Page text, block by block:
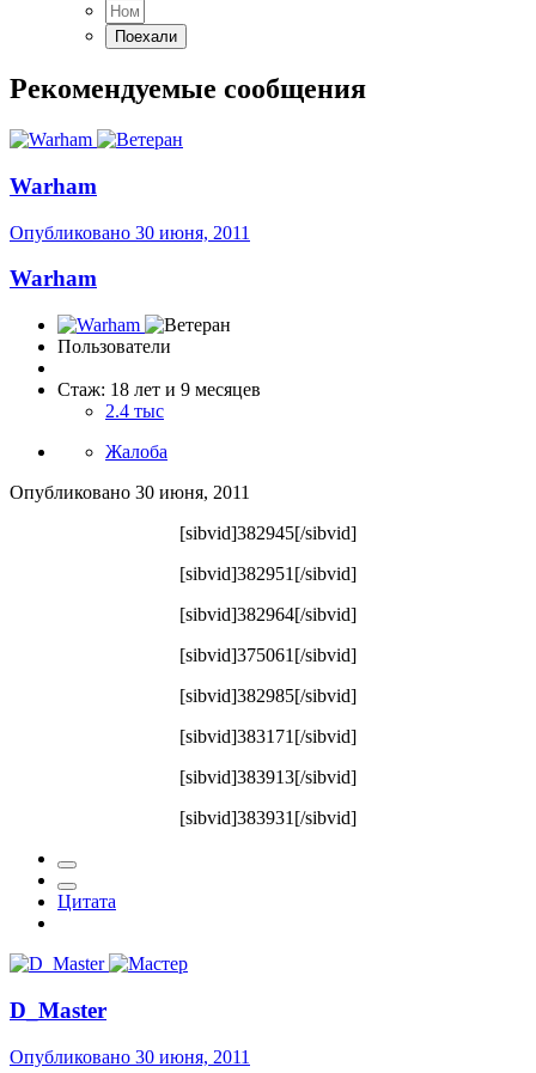
Рекомендуемые сообщения
Warham
Опубликовано 30 июня, 2011
Warham
Пользователи
Стаж: 18 лет и 9 месяцев
2.4 тыс
Жалоба
Опубликовано 30 июня, 2011
[sibvid]382945[/sibvid]
[sibvid]382951[/sibvid]
[sibvid]382964[/sibvid]
[sibvid]375061[/sibvid]
[sibvid]382985[/sibvid]
[sibvid]383171[/sibvid]
[sibvid]383913[/sibvid]
[sibvid]383931[/sibvid]
Цитата
D_Master
Опубликовано 30 июня, 2011